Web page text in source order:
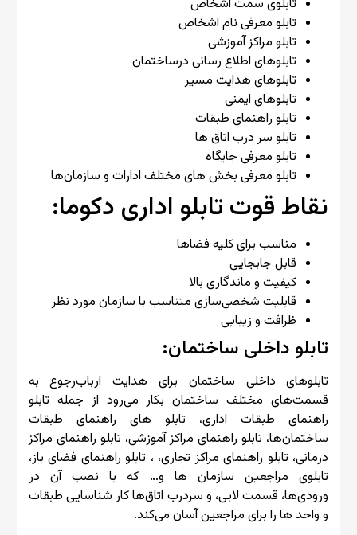
تابلوی سمت اشخاص
تابلو معرفی نام اشخاص
تابلو مراکز آموزشی
تابلوهای اطلاع رسانی درساختمان
تابلوهای هدایت مسیر
تابلوهای ایمنی
تابلو راهنمای طبقات
تابلو سر درب اتاق ها
تابلو معرفی جایگاه
تابلو معرفی بخش های مختلف ادارات و سازمان‌ها
نقاط قوت تابلو اداری دکوما:
مناسب برای کلیه فضاها
قابل جابجایی
کیفیت و ماندگاری بالا
قابلیت شخصی‌سازی متناسب با سازمان مورد نظر
ظرافت و زیبایی
تابلو داخلی ساختمان:
تابلوهای داخلی ساختمان برای هدایت ارباب‌رجوع به
قسمت‌های مختلف ساختمان بکار می‌رود از جمله تابلو
راهنمای طبقات اداری، تابلو های راهنمای طبقات
ساختمان‌ها، تابلو راهنمای مراکز آموزشی، تابلو راهنمای مراکز
درمانی، تابلو راهنمای مراکز تجاری، ، تابلو راهنمای فضای باز،
تابلوی مراجعین سازمان ها و… که با نصب آن در
ورودی‌ها، قسمت لابی، و سردرب اتاق‌ها کار شناسایی طبقات
و واحد ها را برای مراجعین آسان می‌کند.